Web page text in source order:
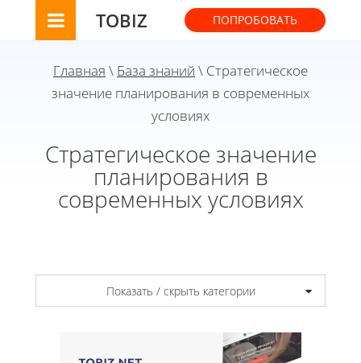
TOBIZ ПОПРОБОВАТЬ
Главная \ База знаний \ Стратегическое
значение планирования в современных
условиях
Стратегическое значение
планирования в
современных условиях
Показать / скрыть категории